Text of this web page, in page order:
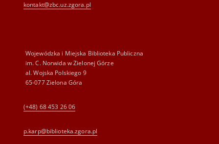
kontakt@zbc.uz.zgora.pl
Wojewódzka i Miejska Biblioteka Publiczna
im. C. Norwida w Zielonej Górze
al. Wojska Polskiego 9
65-077 Zielona Góra
(+48) 68 453 26 06
p.karp@biblioteka.zgora.pl